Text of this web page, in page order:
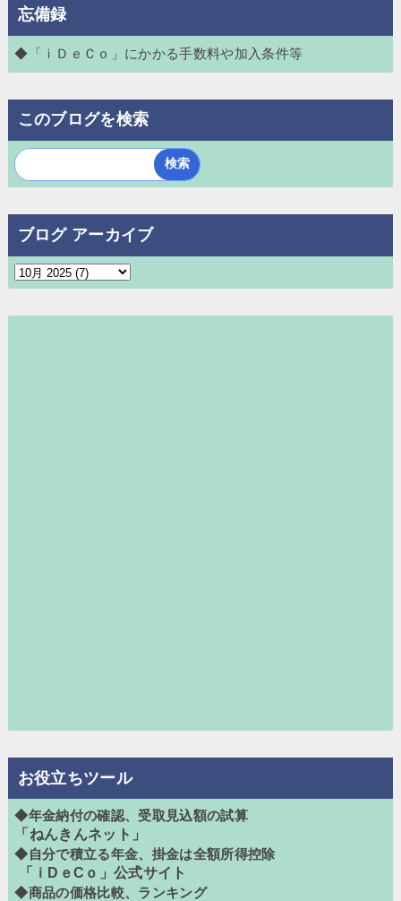
忘備録
◆「ｉＤｅＣｏ」にかかる手数料や加入条件等
このブログを検索
ブログ アーカイブ
お役立ちツール
◆年金納付の確認、受取見込額の試算
「ねんきんネット」
◆自分で積立る年金、掛金は全額所得控除
「ｉDｅCｏ」公式サイト
◆商品の価格比較、ランキング